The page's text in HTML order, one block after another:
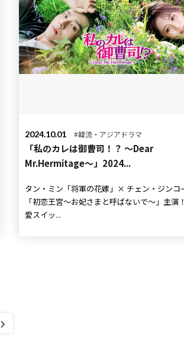
2024.10.01 #韓流・アジアドラマ
「私のカレは御曹司！？ ～Dear
Mr.Hermitage～」2024...
タン・ミン「将軍の花嫁」× チェン・ジンコー
「初恋王宮〜お妃さまと呼ばないで〜」主演！ 恋
愛スイッ...